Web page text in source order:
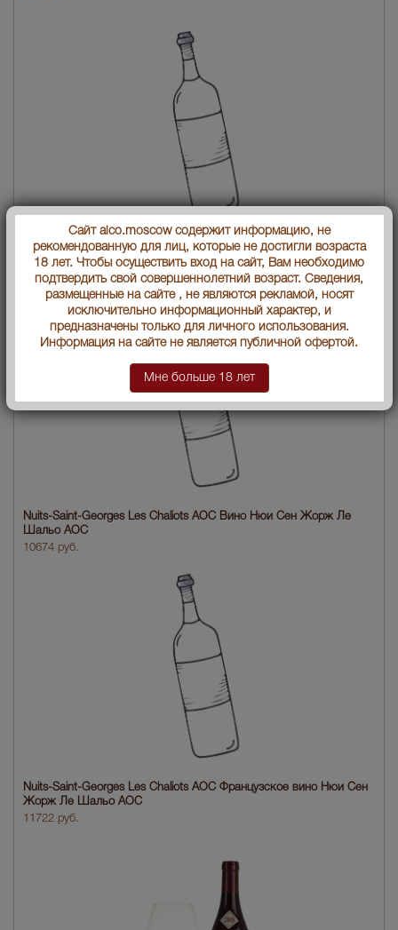
Morey Saint Denis En la Rue de Vergy AOC Вино Море Сен Дени Ан
ла Рю де Вержи АОС
6818 руб.
Nuits-Saint-Georges Les Chaliots AOC Вино Нюи Сен Жорж Ле
Шальо АОС
10674 руб.
Nuits-Saint-Georges Les Chaliots AOC Французское вино Нюи Сен
Жорж Ле Шальо АОС
11722 руб.
Сайт alco.moscow содержит информацию, не
рекомендованную для лиц, которые не достигли возраста
18 лет. Чтобы осуществить вход на сайт, Вам необходимо
подтвердить свой совершеннолетний возраст. Сведения,
размещенные на сайте , не являются рекламой, носят
исключительно информационный характер, и
предназначены только для личного использования.
Информация на сайте не является публичной офертой.
Мне больше 18 лет